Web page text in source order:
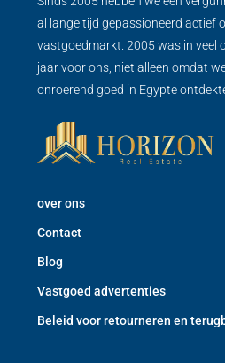
al lange tijd gepassioneerd actief
vastgoedmarkt. 2005 was in veel
jaar voor ons, niet alleen omdat
onroerend goed in Egypte
over ons
Contact
Blog
Vastgoed advertenties
Beleid voor retourneren en